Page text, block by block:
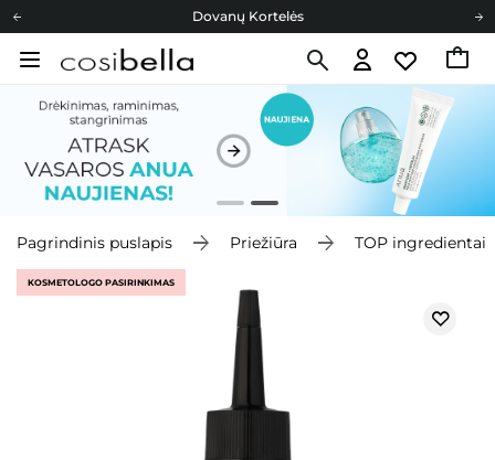
Dovanų Kortelės
Cosibella lojalumo programa
Dovanų Kortelės
Pagrindinis puslapis Priežiūra TOP ingredientai
KOSMETOLOGO PASIRINKIMAS